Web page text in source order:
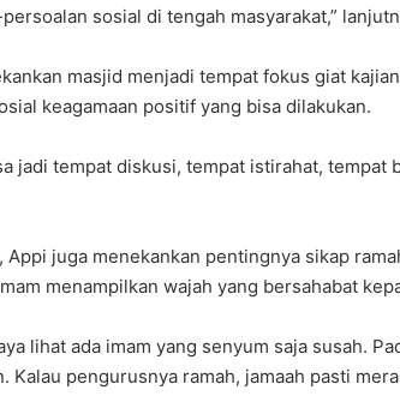
sosial di tengah masyarakat,”
masjid menjadi tempat fokus giat
keagamaan positif yang bisa dilakukan.
jadi tempat diskusi, tempat istirahat, tempat
Appi juga menekankan pentingnya sikap
menampilkan wajah yang bersahabat
lihat ada imam yang senyum saja susah.
Kalau pengurusnya ramah, jamaah pasti